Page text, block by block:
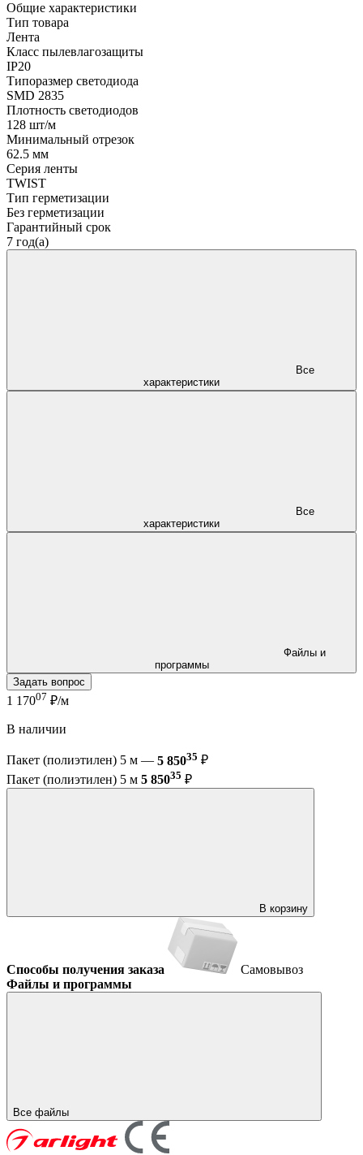
Общие характеристики
Тип товара
Лента
Класс пылевлагозащиты
IP20
Типоразмер светодиода
SMD 2835
Плотность светодиодов
128 шт/м
Минимальный отрезок
62.5 мм
Серия ленты
TWIST
Тип герметизации
Без герметизации
Гарантийный срок
7 год(а)
характеристики
характеристики
программы
Задать вопрос
1 17007 ₽/м
В наличии
Пакет (полиэтилен) 5 м — 5 85035 ₽
Пакет (полиэтилен) 5 м 5 85035 ₽
В корзину
Способы получения заказа
Самовывоз
Файлы и программы
Все файлы